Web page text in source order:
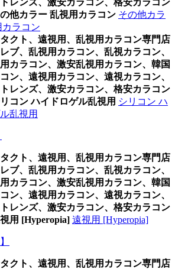
レンズ、激安カラコン、格安カラコン
他カラー 乱視用カラコン その他カラ
カラコン
クト、遠視用、乱視用カラコン専門店
ブ、乱視用カラコン、乱視カラコン、
カラコン、激安乱視用カラコン、韓国
ン、遠視用カラコン、遠視カラコン、
レンズ、激安カラコン、格安カラコン
コン ハイドロゲル乱視用 シリコン ハ
乱視用
クト、遠視用、乱視用カラコン専門店
ブ、乱視用カラコン、乱視カラコン、
カラコン、激安乱視用カラコン、韓国
ン、遠視用カラコン、遠視カラコン、
レンズ、激安カラコン、格安カラコン
用 [Hyperopia] 遠視用 [Hyperopia]
クト、遠視用、乱視用カラコン専門店